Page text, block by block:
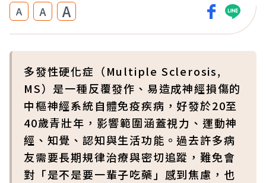
A A A
多發性硬化症（Multiple Sclerosis,
MS）是一種反覆發作、易造成神經損傷的
中樞神經系統自體免疫疾病，好發於20至
40歲青壯年，影響範圍涵蓋視力、運動神
經、知覺、認知與生活功能。過去許多病
友需要長期規律治療與密切追蹤，難免會
對「是不是要一輩子吃藥」感到焦慮，也